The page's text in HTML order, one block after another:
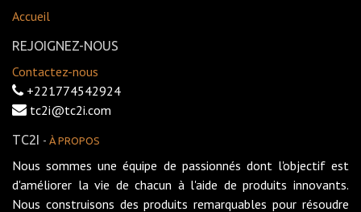
Accueil
REJOIGNEZ-NOUS
Contactez-nous
+221774542924
tc2i@tc2i.com
TC2I - À PROPOS
Nous sommes une équipe de passionnés dont l'objectif est
d'améliorer la vie de chacun à l'aide de produits innovants.
Nous construisons des produits remarquables pour résoudre